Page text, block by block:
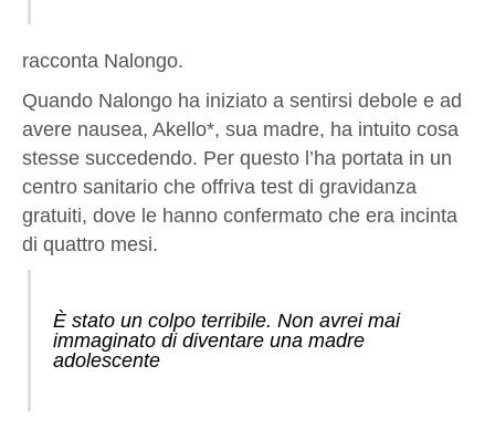
racconta Nalongo.
Quando Nalongo ha iniziato a sentirsi debole e ad
avere nausea, Akello*, sua madre, ha intuito cosa
stesse succedendo. Per questo l’ha portata in un
centro sanitario che offriva test di gravidanza
gratuiti, dove le hanno confermato che era incinta
di quattro mesi.
È stato un colpo terribile. Non avrei mai
immaginato di diventare una madre
adolescente